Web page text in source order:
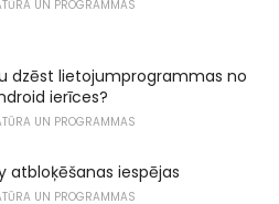
UN PROGRAMMAS
dzēst lietojumprogrammas no
ierīces?
UN PROGRAMMAS
atbloķēšanas iespējas
UN PROGRAMMAS